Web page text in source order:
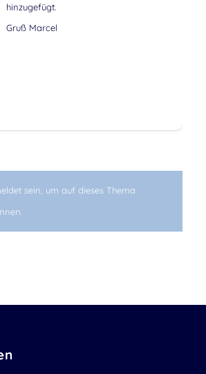
hinzugefügt.
Gruß Marcel
sein, um auf dieses Thema